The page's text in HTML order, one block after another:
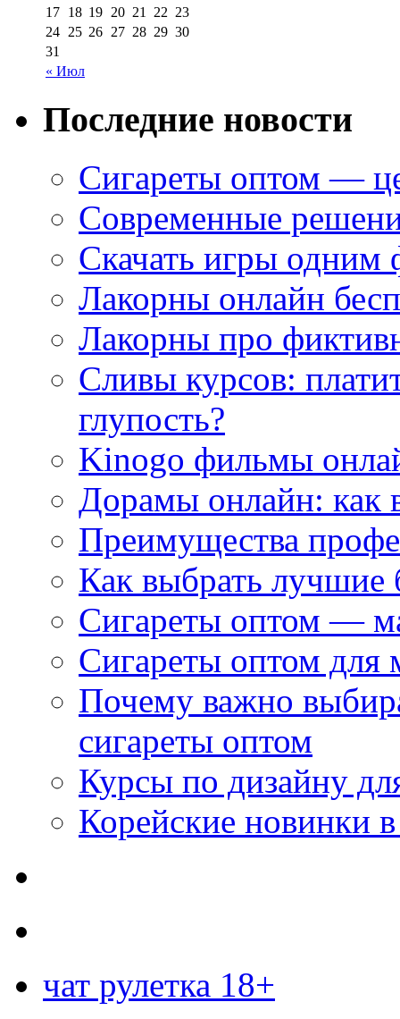
« Июл
17 18 19 20 21 22 23
24 25 26 27 28 29 30
31
Последние новости
Сигареты оптом —
Современные
Скачать игры одним
Лакорны онлайн
Лакорны про
Сливы курсов:
глупость?
Kinogo фильмы
Дорамы онлайн: как
Преимущества
Как выбрать
Сигареты оптом —
Сигареты оптом для
Почему важно
сигареты оптом
Курсы по дизайну
Корейские новинки
чат рулетка 18+